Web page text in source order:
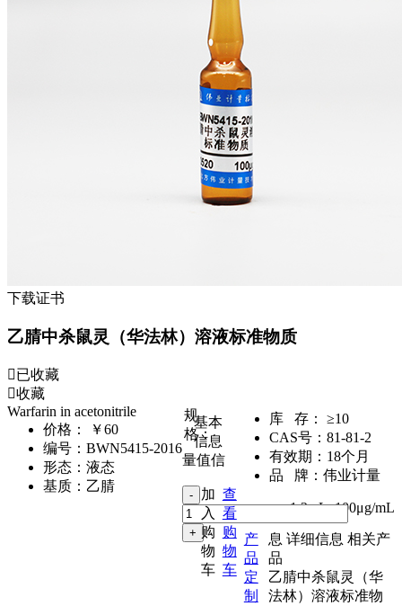
下载证书
乙腈中杀鼠灵（华法林）溶液标准物质
已收藏
收藏
Warfarin in acetonitrile
价格：
￥60
编号： BWN5415-2016
形态： 液态
基质： 乙腈
库 存：
≥10
CAS号： 81-81-2
有效期： 18个月
品 牌： 伟业计量
规
格：
1.2mL,100μg/mL
加
入
购
物
车
查
看
购
物
车
产
品
定
制
基本
信息
量值信
息 详细信息 相关产
品
乙腈中杀鼠灵（华
法林）溶液标准物